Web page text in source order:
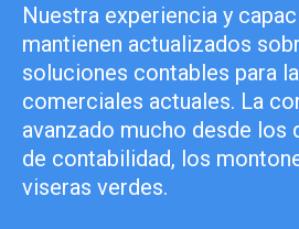
Nuestra experiencia y
mantienen actualizados
soluciones contables para
comerciales actuales. La
avanzado mucho desde los
de contabilidad, los
viseras verdes.